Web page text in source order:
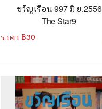
ขวัญเรือน 997 มิ.ย.2556
The Star9
ราคา ฿30